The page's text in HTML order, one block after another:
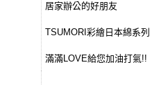
居家辦公的好朋友
TSUMORI彩繪日本綿系列
滿滿LOVE給您加油打氣!!